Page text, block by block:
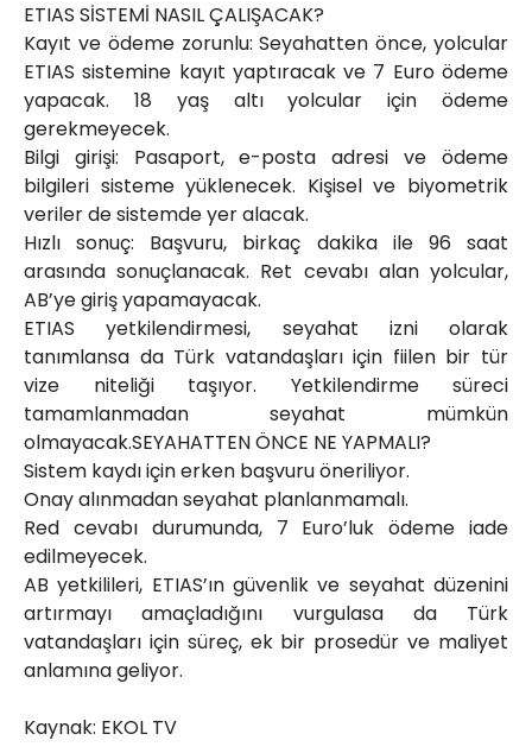
ETIAS SİSTEMİ NASIL ÇALIŞACAK?
Kayıt ve ödeme zorunlu: Seyahatten önce, yolcular
ETIAS sistemine kayıt yaptıracak ve 7 Euro ödeme
yapacak. 18 yaş altı yolcular için ödeme
gerekmeyecek.
Bilgi girişi: Pasaport, e-posta adresi ve ödeme
bilgileri sisteme yüklenecek. Kişisel ve biyometrik
veriler de sistemde yer alacak.
Hızlı sonuç: Başvuru, birkaç dakika ile 96 saat
arasında sonuçlanacak. Ret cevabı alan yolcular,
AB’ye giriş yapamayacak.
ETIAS yetkilendirmesi, seyahat izni olarak
tanımlansa da Türk vatandaşları için fiilen bir tür
vize niteliği taşıyor. Yetkilendirme süreci
tamamlanmadan seyahat mümkün
olmayacak.SEYAHATTEN ÖNCE NE YAPMALI?
Sistem kaydı için erken başvuru öneriliyor.
Onay alınmadan seyahat planlanmamalı.
Red cevabı durumunda, 7 Euro’luk ödeme iade
edilmeyecek.
AB yetkilileri, ETIAS’ın güvenlik ve seyahat düzenini
artırmayı amaçladığını vurgulasa da Türk
vatandaşları için süreç, ek bir prosedür ve maliyet
anlamına geliyor.
Kaynak: EKOL TV